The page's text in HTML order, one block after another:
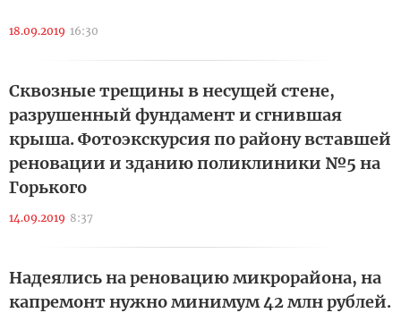
18.09.2019 16:30
Сквозные трещины в несущей стене,
разрушенный фундамент и сгнившая
крыша. Фотоэкскурсия по району вставшей
реновации и зданию поликлиники №5 на
Горького
14.09.2019 8:37
Надеялись на реновацию микрорайона, на
капремонт нужно минимум 42 млн рублей.